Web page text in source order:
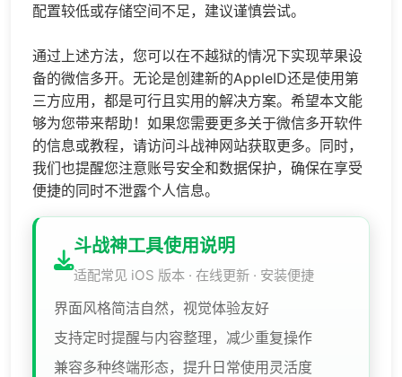
配置较低或存储空间不足，建议谨慎尝试。
通过上述方法，您可以在不越狱的情况下实现苹果设
备的微信多开。无论是创建新的AppleID还是使用第
三方应用，都是可行且实用的解决方案。希望本文能
够为您带来帮助！如果您需要更多关于微信多开软件
的信息或教程，请访问斗战神网站获取更多。同时，
我们也提醒您注意账号安全和数据保护，确保在享受
便捷的同时不泄露个人信息。
斗战神工具使用说明
适配常见 iOS 版本 · 在线更新 · 安装便捷
界面风格简洁自然，视觉体验友好
支持定时提醒与内容整理，减少重复操作
兼容多种终端形态，提升日常使用灵活度